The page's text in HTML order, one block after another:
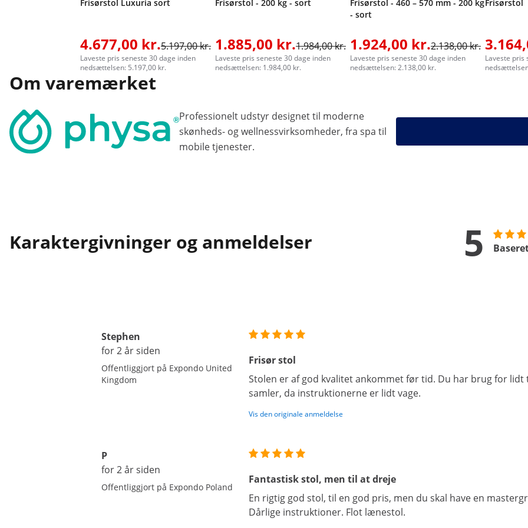
Frisørstol Luxuria sort
4.677,00 kr.5.197,00 kr.
Laveste pris seneste 30 dage inden
nedsættelsen: 5.197,00 kr.
Frisørstol - 200 kg - sort
1.885,00 kr.1.984,00 kr.
Laveste pris seneste 30 dage inden
nedsættelsen: 1.984,00 kr.
Frisørstol - 460 – 570 mm - 200 kg
- sort
1.924,00 kr.2.138,00 kr.
Laveste pris seneste 30 dage inden
nedsættelsen: 2.138,00 kr.
Frisørstol
Laveste pris
Om varemærket
Professionelt udstyr designet til moderne
skønheds- og wellnessvirksomheder, fra spa til
mobile tjenester.
Karaktergivninger og anmeldelser 5
Stephen
for 2 år siden
Offentliggjort på Expondo United
Kingdom
Frisør stol
Stolen er af god kvalitet ankommet før tid. Du har brug for lidt
samler, da instruktionerne er lidt vage.
Vis den originale anmeldelse
P
for 2 år siden
Offentliggjort på Expondo Poland
Fantastisk stol, men til at dreje
En rigtig god stol, til en god pris, men du skal have en
Dårlige instruktioner. Flot lænestol.